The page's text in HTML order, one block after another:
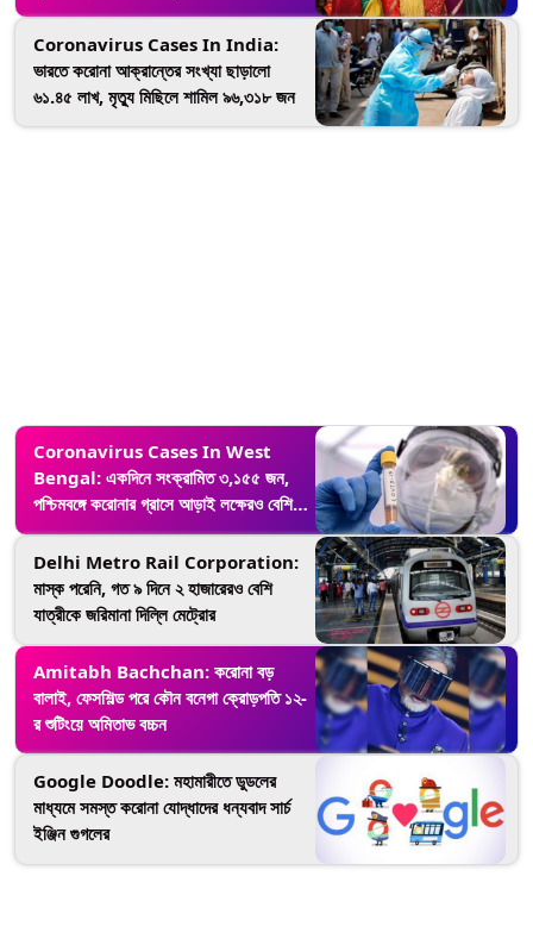
Coronavirus Cases In India:
ভারতে করোনা আক্রান্তের সংখ্যা ছাড়ালো
৬১.৪৫ লাখ, মৃত্যু মিছিলে শামিল ৯৬,৩১৮ জন
Coronavirus Cases In West
Bengal: একদিনে সংক্রামিত ৩,১৫৫ জন,
পশ্চিমবঙ্গে করোনার গ্রাসে আড়াই লক্ষেরও বেশি
মানুষ
Delhi Metro Rail Corporation:
মাস্ক পরেনি, গত ৯ দিনে ২ হাজারেরও বেশি
যাত্রীকে জরিমানা দিল্লি মেট্রোর
Amitabh Bachchan: করোনা বড়
বালাই, ফেসশিল্ড পরে কৌন বনেগা ক্রোড়পতি ১২-
র শুটিংয়ে অমিতাভ বচ্চন
Google Doodle: মহামারীতে ডুডলের
মাধ্যমে সমস্ত করোনা যোদ্ধাদের ধন্যবাদ সার্চ
ইঞ্জিন গুগলের